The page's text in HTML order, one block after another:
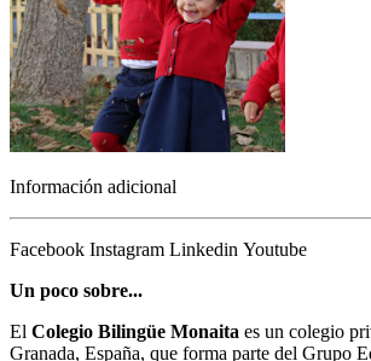
Información adicional
Facebook Instagram Linkedin Youtube
Un poco sobre...
El Colegio Bilingüe Monaita es un colegio
Granada, España, que forma parte del Grupo